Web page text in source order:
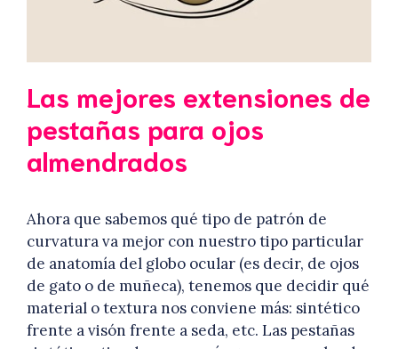
Las mejores extensiones de
pestañas para ojos
almendrados
Ahora que sabemos qué tipo de patrón de
curvatura va mejor con nuestro tipo particular
de anatomía del globo ocular (es decir, de ojos
de gato o de muñeca), tenemos que decidir qué
material o textura nos conviene más: sintético
frente a visón frente a seda, etc. Las pestañas